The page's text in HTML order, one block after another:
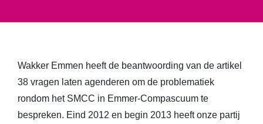
Wakker Emmen heeft de beantwoording van de artikel
38 vragen laten agenderen om de problematiek
rondom het SMCC in Emmer-Compascuum te
bespreken. Eind 2012 en begin 2013 heeft onze partij